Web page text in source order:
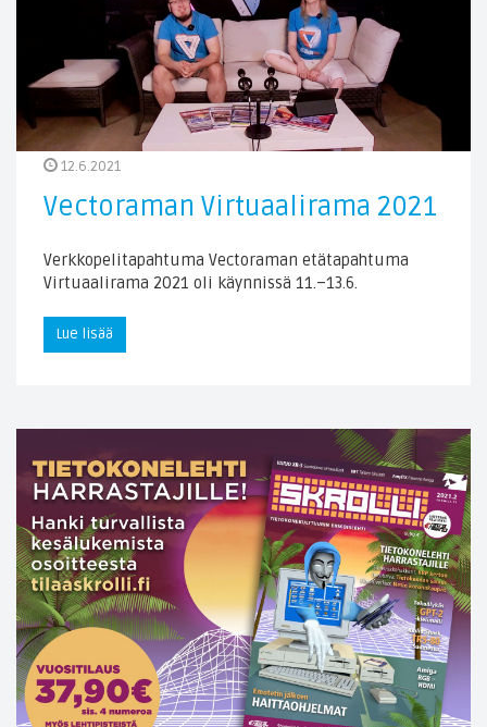
12.6.2021
Vectoraman Virtuaalirama 2021
Verkkopelitapahtuma Vectoraman etätapahtuma
Virtuaalirama 2021 oli käynnissä 11.–13.6.
Lue lisää